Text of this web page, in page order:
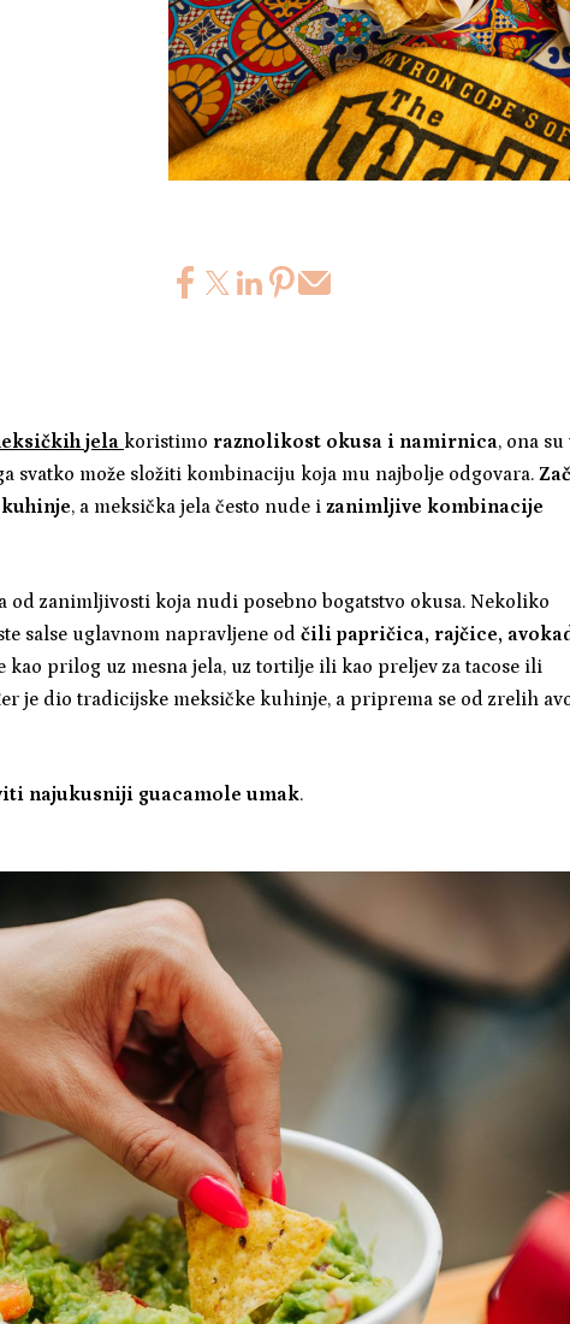
jela koristimo raznolikost okusa i namirnica, ona
svatko može složiti kombinaciju koja mu najbolje odgovara.
, a meksička jela često nude i zanimljive kombinacije
od zanimljivosti koja nudi posebno bogatstvo okusa. Nekoliko
salse uglavnom napravljene od čili papričica, rajčice,
kao prilog uz mesna jela, uz tortilje ili kao preljev za tacose ili
je dio tradicijske meksičke kuhinje, a priprema se od zrelih
najukusniji guacamole umak.